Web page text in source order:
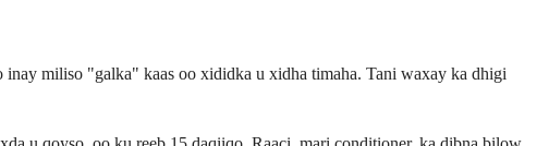
inay miliso "galka" kaas oo xididka u xidha timaha. Tani waxay ka dhigi